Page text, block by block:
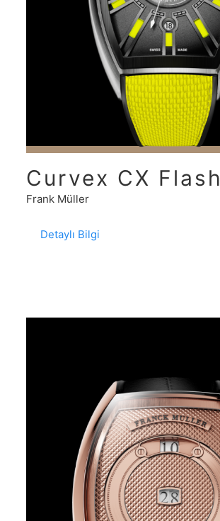
Curvex CX Flash
Frank Müller
Detaylı Bilgi